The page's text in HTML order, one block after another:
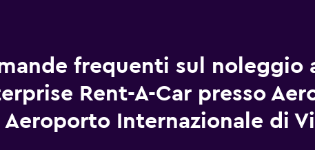
frequenti sul noleggio
Rent-A-Car presso
Aeroporto Internazionale di